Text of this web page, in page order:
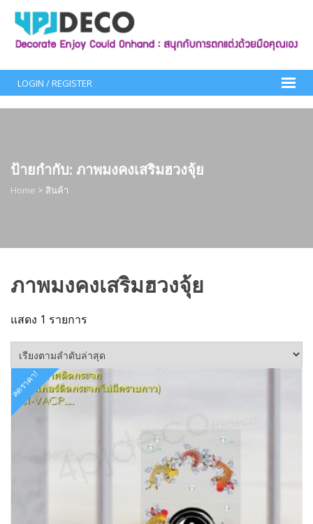
content
LOGIN / REGISTER
ป้ายกำกับ: ภาพมงคงเสริมฮวงจุ้ย
Home > สินค้า
ภาพมงคงเสริมฮวงจุ้ย
แสดง 1 รายการ
ลดราคา!